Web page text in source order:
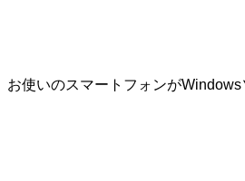
使いのスマートフォンが